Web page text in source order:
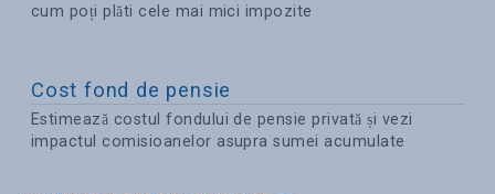
cum poți plăti cele mai mici impozite
Cost fond de pensie
Estimează costul fondului de pensie privată și vezi
impactul comisioanelor asupra sumei acumulate